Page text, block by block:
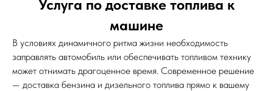
Услуга по доставке топлива к
машине
В условиях динамичного ритма жизни необходимость
заправлять автомобиль или обеспечивать топливом технику
может отнимать драгоценное время. Современное решение
— доставка бензина и дизельного топлива прямо к вашему